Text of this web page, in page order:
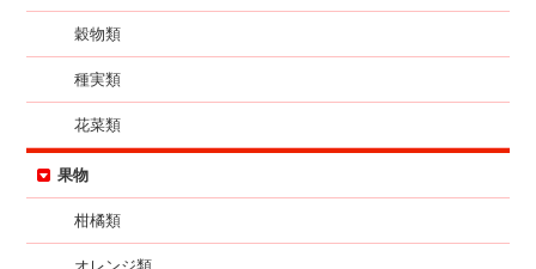
穀物類
種実類
花菜類
果物
柑橘類